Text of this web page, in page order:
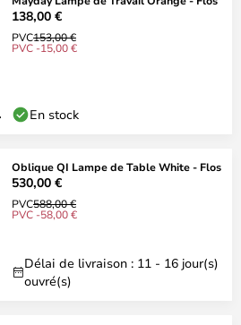
138,00 €
PVC153,00 €
PVC -15,00 €
En stock
Oblique QI Lampe de Table White - Flos
530,00 €
PVC588,00 €
PVC -58,00 €
Délai de livraison : 11 - 16 jour(s)
ouvré(s)